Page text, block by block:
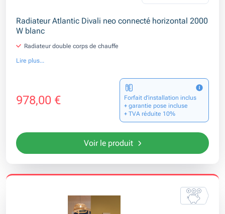
Radiateur Atlantic Divali neo connecté horizontal 2000
W blanc
Radiateur double corps de chauffe
Lire plus...
978,00 €
Forfait d’installation inclus
+ garantie pose incluse
+ TVA réduite 10%
Voir le produit